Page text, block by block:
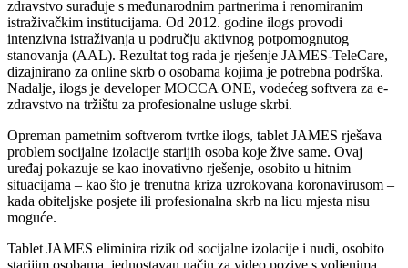
zdravstvo surađuje s međunarodnim partnerima i renomiranim
istraživačkim institucijama. Od 2012. godine ilogs provodi
intenzivna istraživanja u području aktivnog potpomognutog
stanovanja (AAL). Rezultat tog rada je rješenje JAMES-TeleCare,
dizajnirano za online skrb o osobama kojima je potrebna podrška.
Nadalje, ilogs je developer MOCCA ONE, vodećeg softvera za e-
zdravstvo na tržištu za profesionalne usluge skrbi.
Opreman pametnim softverom tvrtke ilogs, tablet JAMES rješava
problem socijalne izolacije starijih osoba koje žive same. Ovaj
uređaj pokazuje se kao inovativno rješenje, osobito u hitnim
situacijama – kao što je trenutna kriza uzrokovana koronavirusom –
kada obiteljske posjete ili profesionalna skrb na licu mjesta nisu
moguće.
Tablet JAMES eliminira rizik od socijalne izolacije i nudi, osobito
starijim osobama, jednostavan način za video pozive s voljenima.